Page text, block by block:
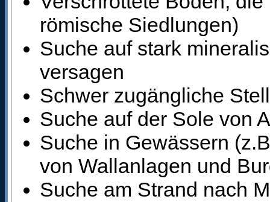
römische Siedlungen)
Suche auf stark
versagen
Schwer zugängliche
Suche auf der Sole von
Suche in Gewässern
von Wallanlagen und
Suche am Strand nach